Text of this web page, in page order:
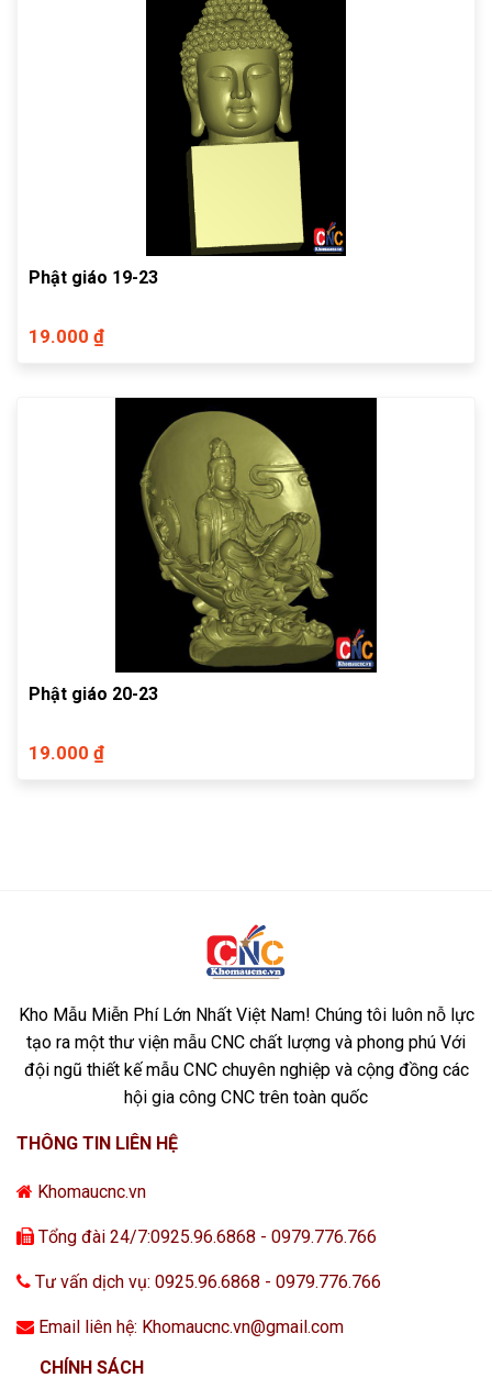
Phật giáo 19-23
19.000 ₫
Phật giáo 20-23
19.000 ₫
Kho Mẫu Miễn Phí Lớn Nhất Việt Nam! Chúng tôi luôn nỗ lực
tạo ra một thư viện mẫu CNC chất lượng và phong phú Với
đội ngũ thiết kế mẫu CNC chuyên nghiệp và cộng đồng các
hội gia công CNC trên toàn quốc
THÔNG TIN LIÊN HỆ
Khomaucnc.vn
Tổng đài 24/7:0925.96.6868 - 0979.776.766
Tư vấn dịch vụ: 0925.96.6868 - 0979.776.766
Email liên hệ: Khomaucnc.vn@gmail.com
CHÍNH SÁCH